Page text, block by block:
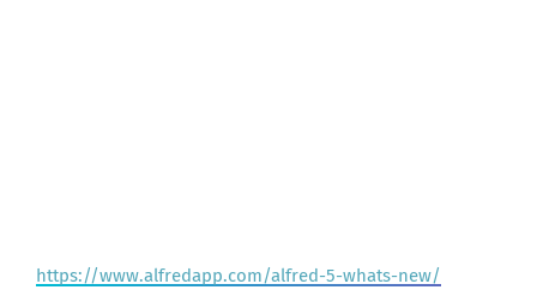
https://www.alfredapp.com/alfred-5-whats-new/